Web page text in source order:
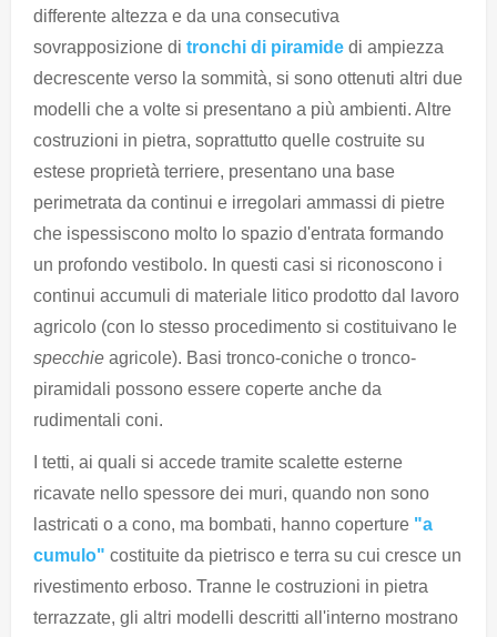
differente altezza e da una consecutiva
sovrapposizione di tronchi di piramide di ampiezza
decrescente verso la sommità, si sono ottenuti altri due
modelli che a volte si presentano a più ambienti. Altre
costruzioni in pietra, soprattutto quelle costruite su
estese proprietà terriere, presentano una base
perimetrata da continui e irregolari ammassi di pietre
che ispessiscono molto lo spazio d'entrata formando
un profondo vestibolo. In questi casi si riconoscono i
continui accumuli di materiale litico prodotto dal lavoro
agricolo (con lo stesso procedimento si costituivano le
specchie agricole). Basi tronco-coniche o tronco-
piramidali possono essere coperte anche da
rudimentali coni.
I tetti, ai quali si accede tramite scalette esterne
ricavate nello spessore dei muri, quando non sono
lastricati o a cono, ma bombati, hanno coperture "a
cumulo" costituite da pietrisco e terra su cui cresce un
rivestimento erboso. Tranne le costruzioni in pietra
terrazzate, gli altri modelli descritti all'interno mostrano